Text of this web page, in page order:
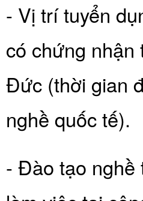
- Vị trí tuyển
có chứng
Đức (thời gian
nghề quốc tế).
- Đào tạo nghề